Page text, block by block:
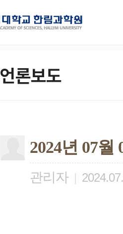
언론보도
2024년 07
관리자 |